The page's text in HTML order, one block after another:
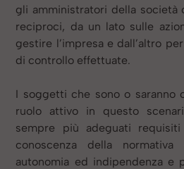
gli amministratori della società
reciproci, da un lato sulle
gestire l’impresa e dall’altro
di controllo effettuate.
I soggetti che sono o saranno
ruolo attivo in questo
sempre più adeguati requisiti
conoscenza della
autonomia ed indipendenza e